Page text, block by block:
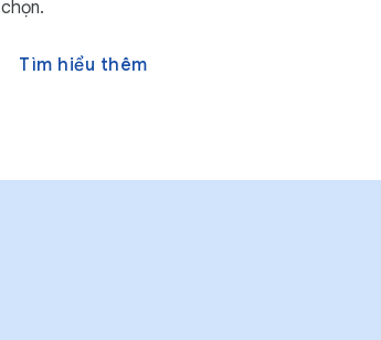
chọn.
Tìm hiểu thêm